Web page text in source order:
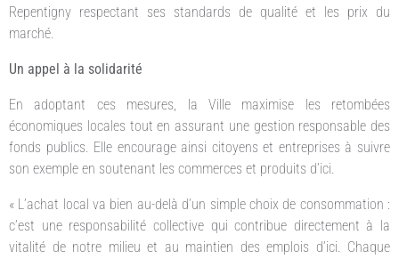
Repentigny respectant ses standards de qualité et les prix du
marché.
Un appel à la solidarité
En adoptant ces mesures, la Ville maximise les retombées
économiques locales tout en assurant une gestion responsable des
fonds publics. Elle encourage ainsi citoyens et entreprises à suivre
son exemple en soutenant les commerces et produits d’ici.
« L’achat local va bien au-delà d’un simple choix de consommation :
c’est une responsabilité collective qui contribue directement à la
vitalité de notre milieu et au maintien des emplois d’ici. Chaque